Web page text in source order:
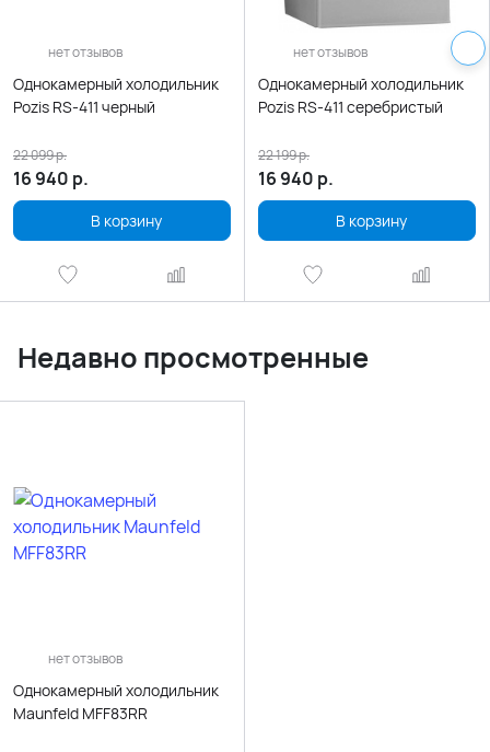
нет отзывов
Однокамерный холодильник
Pozis RS-411 черный
16 940 р.
22 099р.
В корзину
нет отзывов
Однокамерный холодильник
Pozis RS-411 серебристый
16 940 р.
22 199р.
В корзину
Недавно просмотренные
нет отзывов
Однокамерный холодильник
Maunfeld MFF83RR